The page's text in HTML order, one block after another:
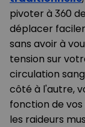
pivoter à 360
déplacer
sans avoir à
tension sur
circulation
côté à l'autre,
fonction de
les raideurs